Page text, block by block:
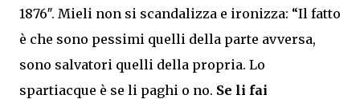
1876″. Mieli non si scandalizza e ironizza: “Il fatto
è che sono pessimi quelli della parte avversa,
sono salvatori quelli della propria. Lo
spartiacque è se li paghi o no. Se li fai